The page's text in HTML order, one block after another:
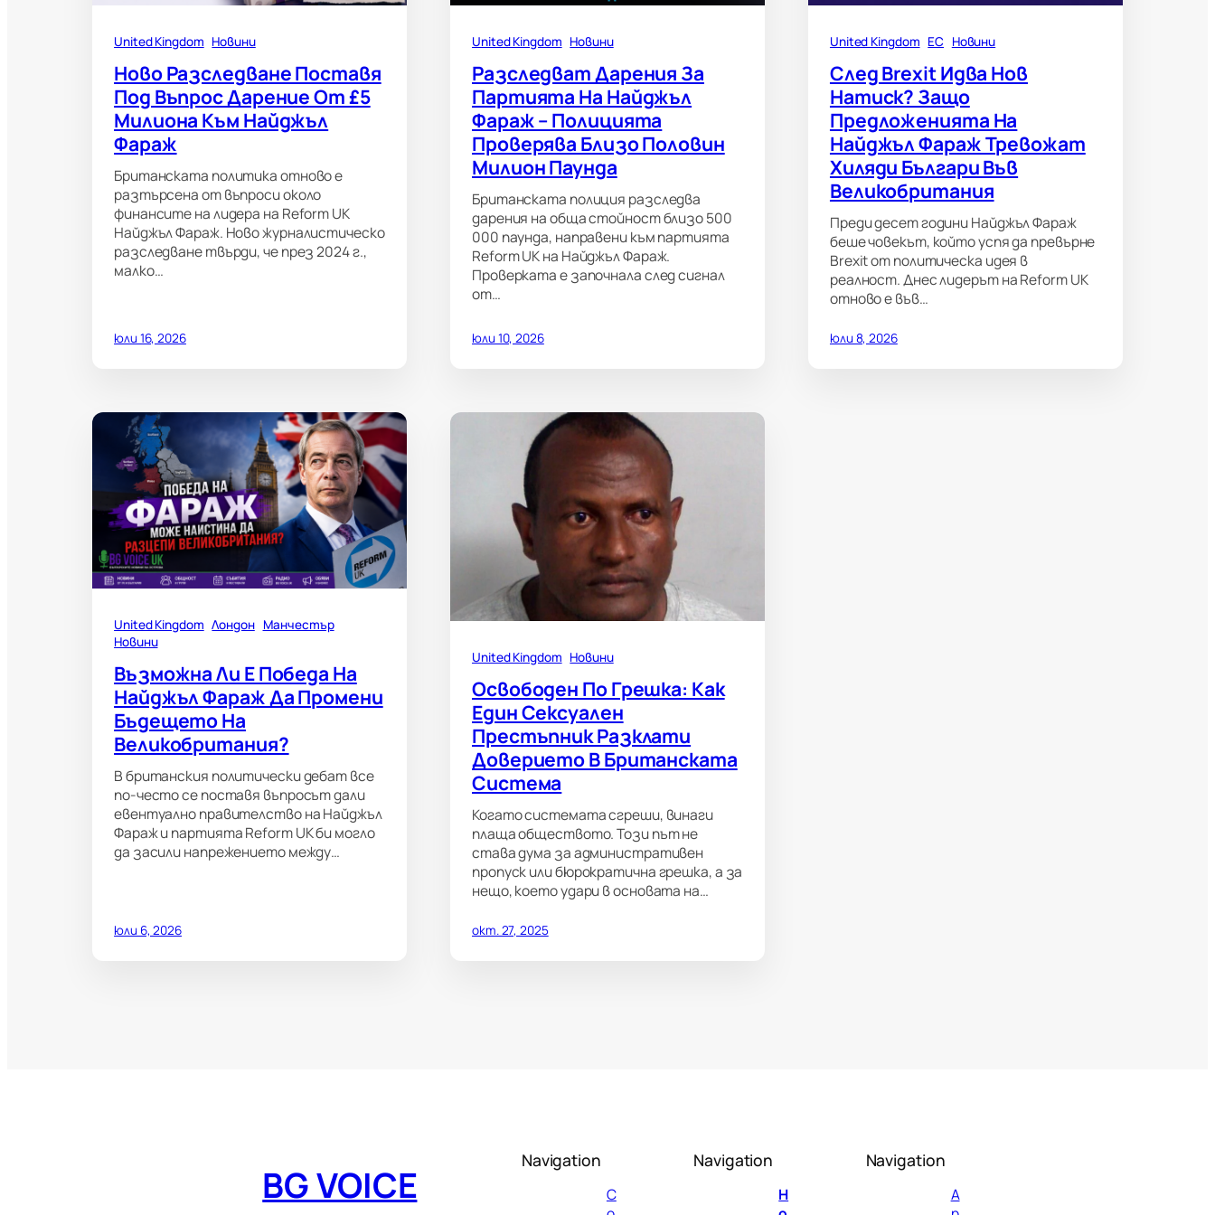
United Kingdom Новини
Ново Разследване Поставя
Под Въпрос Дарение От £5
Милиона Към Найджъл
Фараж
Британската политика отново е
разтърсена от въпроси около
финансите на лидера на Reform UK
Найджъл Фараж. Ново журналистическо
разследване твърди, че през 2024 г.,
малко…
юли 16, 2026
United Kingdom Новини
Разследват Дарения За
Партията На Найджъл
Фараж – Полицията
Проверява Близо Половин
Милион Паунда
Британската полиция разследва
дарения на обща стойност близо 500
000 паунда, направени към партията
Reform UK на Найджъл Фараж.
Проверката е започнала след сигнал
от…
юли 10, 2026
United Kingdom ЕС Новини
След Brexit Идва Нов
Натиск? Защо
Предложенията На
Найджъл Фараж Тревожат
Хиляди Българи Във
Великобритания
Преди десет години Найджъл Фараж
беше човекът, който успя да превърне
Brexit от политическа идея в
реалност. Днес лидерът на Reform UK
отново е във…
юли 8, 2026
United Kingdom Лондон Манчестър
Новини
Възможна Ли Е Победа На
Найджъл Фараж Да Промени
Бъдещето На
Великобритания?
В британския политически дебат все
по-често се поставя въпросът дали
евентуално правителство на Найджъл
Фараж и партията Reform UK би могло
да засили напрежението между…
юли 6, 2026
United Kingdom Новини
Освободен По Грешка: Как
Един Сексуален
Престъпник Разклати
Доверието В Британската
Система
Когато системата сгреши, винаги
плаща обществото. Този път не
става дума за административен
пропуск или бюрократична грешка, а за
нещо, което удари в основата на…
окт. 27, 2025
BG VOICE
Navigation
C
Navigation
H
Navigation
А